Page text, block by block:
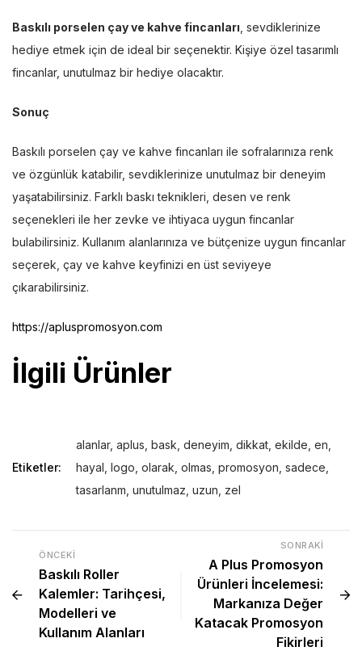
Baskılı porselen çay ve kahve fincanları , sevdiklerinize
hediye etmek için de ideal bir seçenektir. Kişiye özel tasarımlı
fincanlar, unutulmaz bir hediye olacaktır.
Sonuç
Baskılı porselen çay ve kahve fincanları ile sofralarınıza renk
ve özgünlük katabilir, sevdiklerinize unutulmaz bir deneyim
yaşatabilirsiniz. Farklı baskı teknikleri, desen ve renk
seçenekleri ile her zevke ve ihtiyaca uygun fincanlar
bulabilirsiniz. Kullanım alanlarınıza ve bütçenize uygun fincanlar
seçerek, çay ve kahve keyfinizi en üst seviyeye
çıkarabilirsiniz.
https://apluspromosyon.com
İlgili Ürünler
Etiketler:
alanlar, aplus bask deneyim dikkat ekilde en
hayal logo olarak olmas promosyon sadece
tasarlanm unutulmaz uzun zel
ÖNCEKI
Baskılı Roller
Kalemler: Tarihçesi,
Modelleri ve
Kullanım Alanları
SONRAKI
A Plus Promosyon
Ürünleri İncelemesi:
Markanıza Değer
Katacak Promosyon
Fikirleri